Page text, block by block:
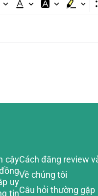
cậy
uy
tin
Cách đăng review
Về chúng tôi
Câu hỏi thường gặp